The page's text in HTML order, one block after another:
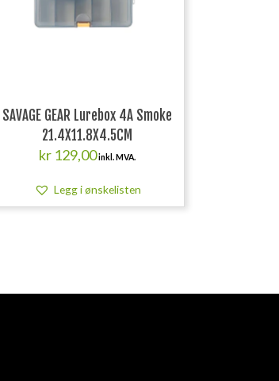
SAVAGE GEAR Lurebox 4A Smoke
21.4X11.8X4.5CM
kr 129,00inkl. MVA.
Legg i ønskelisten